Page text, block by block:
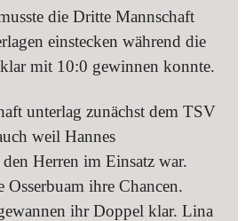
die Dritte Mannschaft
einstecken während die
mit 10:0 gewinnen konnte.
unterlag zunächst dem TSV
weil Hannes
Herren im Einsatz war.
Osserbuam ihre Chancen.
ihr Doppel klar. Lina